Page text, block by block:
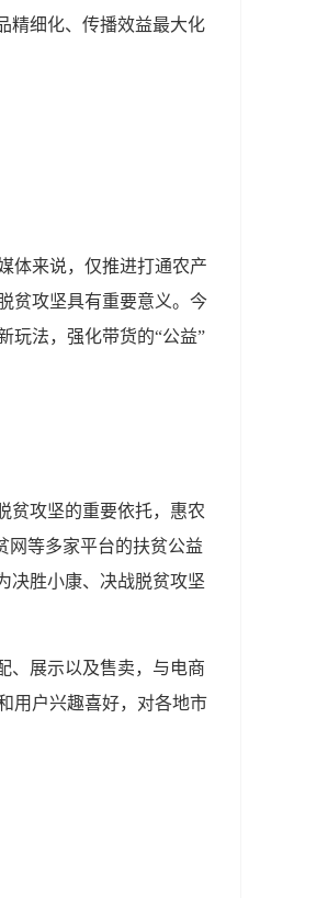
精细化、传播效益最大化
体来说，仅推进打通农产
贫攻坚具有重要意义。今
玩法，强化带货的“公益”
贫攻坚的重要依托，惠农
网等多家平台的扶贫公益
决胜小康、决战脱贫攻坚
、展示以及售卖，与电商
用户兴趣喜好，对各地市